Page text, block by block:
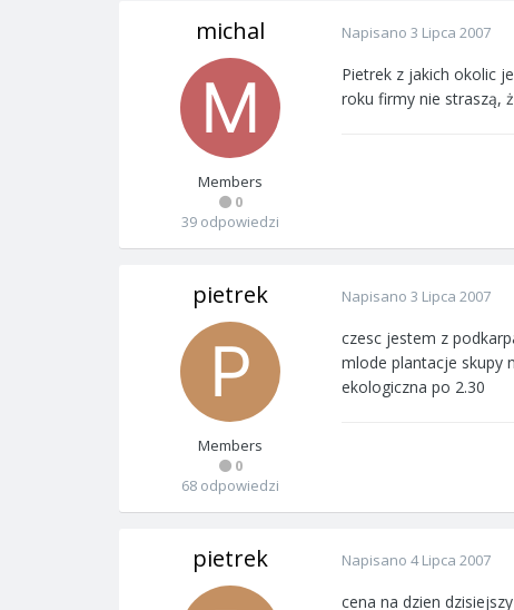
michal
Members
0
39 odpowiedzi
Napisano 3 Lipca 2007
Pietrek z jakich okolic
roku firmy nie straszą,
pietrek
Members
0
68 odpowiedzi
Napisano 3 Lipca 2007
czesc jestem z
mlode plantacje skupy
ekologiczna po 2.30
pietrek Napisano 4 Lipca 2007
cena na dzien